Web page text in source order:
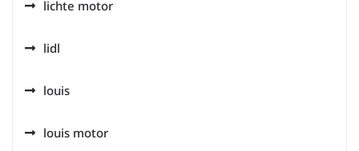
lichte motor
lidl
louis
louis motor